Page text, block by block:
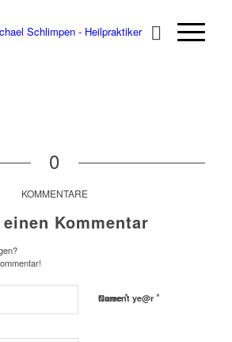
0
KOMMENTARE
Kommentar
Name*
Current ye@r *